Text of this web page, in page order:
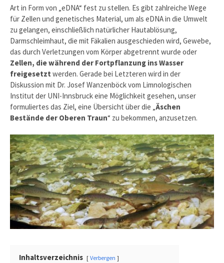
Art in Form von „eDNA“ fest zu stellen. Es gibt zahlreiche Wege
für Zellen und genetisches Material, um als eDNA in die Umwelt
zu gelangen, einschließlich natürlicher Hautablösung,
Darmschleimhaut, die mit Fäkalien ausgeschieden wird, Gewebe,
das durch Verletzungen vom Körper abgetrennt wurde oder
Zellen, die während der Fortpflanzung ins Wasser
freigesetzt werden. Gerade bei Letzteren wird in der
Diskussion mit Dr. Josef Wanzenböck vom Limnologischen
Institut der UNI-Innsbruck eine Möglichkeit gesehen, unser
formuliertes das Ziel, eine Übersicht über die „Äschen
Bestände der Oberen Traun“ zu bekommen, anzusetzen.
Inhaltsverzeichnis Verbergen